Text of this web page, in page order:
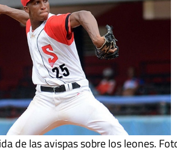
de las avispas sobre los leones.